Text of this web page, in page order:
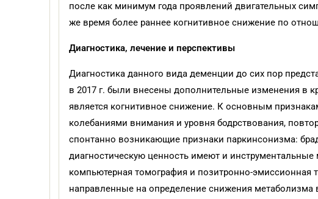
после как минимум года проявлений двигательных
же время более раннее когнитивное снижение по
Диагностика, лечение и перспективы
Диагностика данного вида деменции до сих пор
в 2017 г. были внесены дополнительные изменения в
является когнитивное снижение. К основным
колебаниями внимания и уровня бодрствования,
спонтанно возникающие признаки паркинсонизма:
диагностическую ценность имеют и
компьютерная томография и позитронно-
направленные на определение снижения метаболизма